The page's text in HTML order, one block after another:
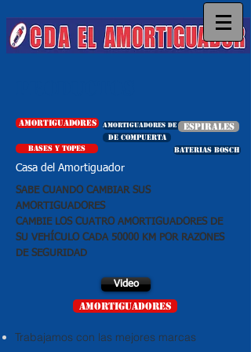
AMORTIGUADORES
bases y topes
de compuerta
AMORTIGUADORES DE COMPUERTA
espirales
baterias bosch
Casa del Amortiguador
SABE CUANDO CAMBIAR SUS
AMORTIGUADORES
CAMBIE LOS CUATRO AMORTIGUADORES DE
SU VEHÍCULO CADA 50000 KM POR RAZONES
DE SEGURIDAD
Video
AMORTIGUADORES
Trabajamos con las mejores marcas